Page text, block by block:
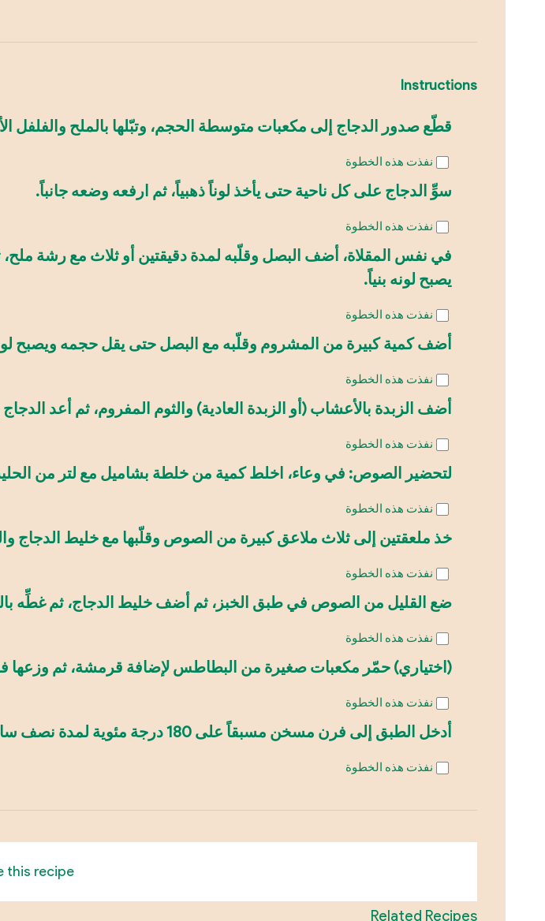
Instructions
قطّع صدور الدجاج إلى مكعبات متوسطة الحجم، وتبّلها بالملح والفلفل
نفذت هذه الخطوة
سوِّ الدجاج على كل ناحية حتى يأخذ لوناً ذهبياً، ثم ارفعه وضعه جانباً.
نفذت هذه الخطوة
في نفس المقلاة، أضف البصل وقلّبه لمدة دقيقتين أو ثلاث مع رشة
يصبح لونه بنياً.
نفذت هذه الخطوة
أضف كمية كبيرة من المشروم وقلّبه مع البصل حتى يقل حجمه ويصبح لونه
نفذت هذه الخطوة
أضف الزبدة بالأعشاب (أو الزبدة العادية) والثوم المفروم، ثم أعد
نفذت هذه الخطوة
لتحضير الصوص: في وعاء، اخلط كمية من خلطة بشاميل مع لتر من
نفذت هذه الخطوة
خذ ملعقتين إلى ثلاث ملاعق كبيرة من الصوص وقلّبها مع خليط الدجاج
نفذت هذه الخطوة
ضع القليل من الصوص في طبق الخبز، ثم أضف خليط الدجاج، ثم غطِّه
نفذت هذه الخطوة
(اختياري) حمّر مكعبات صغيرة من البطاطس لإضافة قرمشة، ثم وزعها
نفذت هذه الخطوة
أدخل الطبق إلى فرن مسخن مسبقاً على 180 درجة مئوية لمدة نصف ساعة، ثم أخرجه وقدمه ساخناً.
نفذت هذه الخطوة
this recipe:
Related Recipes